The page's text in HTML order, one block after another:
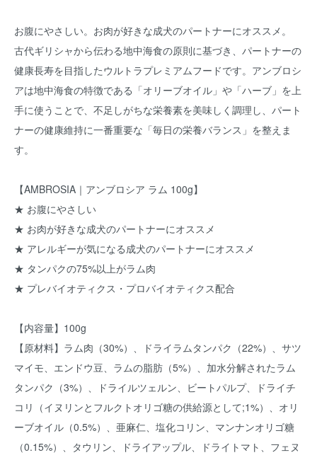
お腹にやさしい。お肉が好きな成犬のパートナーにオススメ。
古代ギリシャから伝わる地中海食の原則に基づき、パートナーの
健康長寿を目指したウルトラプレミアムフードです。アンブロシ
アは地中海食の特徴である「オリーブオイル」や「ハーブ」を上
手に使うことで、不足しがちな栄養素を美味しく調理し、パート
ナーの健康維持に一番重要な「毎日の栄養バランス」を整えま
す。
【AMBROSIA｜アンブロシア ラム 100g】
★ お腹にやさしい
★ お肉が好きな成犬のパートナーにオススメ
★ アレルギーが気になる成犬のパートナーにオススメ
★ タンパクの75%以上がラム肉
★ プレバイオティクス・プロバイオティクス配合
【内容量】100g
【原材料】ラム肉（30%）、ドライラムタンパク（22%）、サツ
マイモ、エンドウ豆、ラムの脂肪（5%）、加水分解されたラム
タンパク（3%）、ドライルツェルン、ビートパルプ、ドライチ
コリ（イヌリンとフルクトオリゴ糖の供給源として;1%）、オリ
ーブオイル（0.5%）、亜麻仁、塩化コリン、マンナンオリゴ糖
（0.15%）、タウリン、ドライアップル、ドライトマト、フェヌ